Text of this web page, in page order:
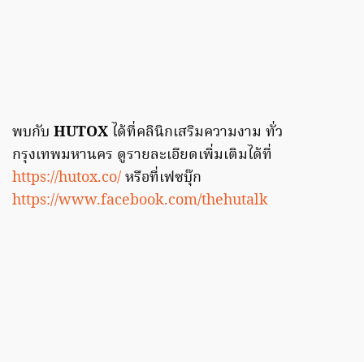
พบกับ HUTOX ได้ที่คลินิกเสริมความงาม ทั่ว
กรุงเทพมหานคร ดูรายละเอียดเพิ่มเติมได้ที่
https://hutox.co/หรือที่เฟซบุ๊ก
https://www.facebook.com/thehutalk